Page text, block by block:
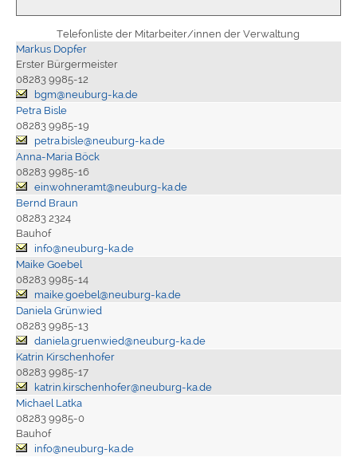
Telefonliste der Mitarbeiter/innen der Verwaltung
Markus Dopfer
Erster Bürgermeister
08283 9985-12
bgm@neuburg-ka.de
Petra Bisle
08283 9985-19
petra.bisle@neuburg-ka.de
Anna-Maria Böck
08283 9985-16
einwohneramt@neuburg-ka.de
Bernd Braun
08283 2324
Bauhof
info@neuburg-ka.de
Maike Goebel
08283 9985-14
maike.goebel@neuburg-ka.de
Daniela Grünwied
08283 9985-13
daniela.gruenwied@neuburg-ka.de
Katrin Kirschenhofer
08283 9985-17
katrin.kirschenhofer@neuburg-ka.de
Michael Latka
08283 9985-0
Bauhof
info@neuburg-ka.de